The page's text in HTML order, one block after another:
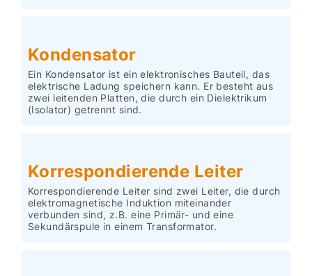
Kondensator
Ein Kondensator ist ein elektronisches Bauteil, das
elektrische Ladung speichern kann. Er besteht aus
zwei leitenden Platten, die durch ein Dielektrikum
(Isolator) getrennt sind.
Korrespondierende Leiter
Korrespondierende Leiter sind zwei Leiter, die durch
elektromagnetische Induktion miteinander
verbunden sind, z.B. eine Primär- und eine
Sekundärspule in einem Transformator.